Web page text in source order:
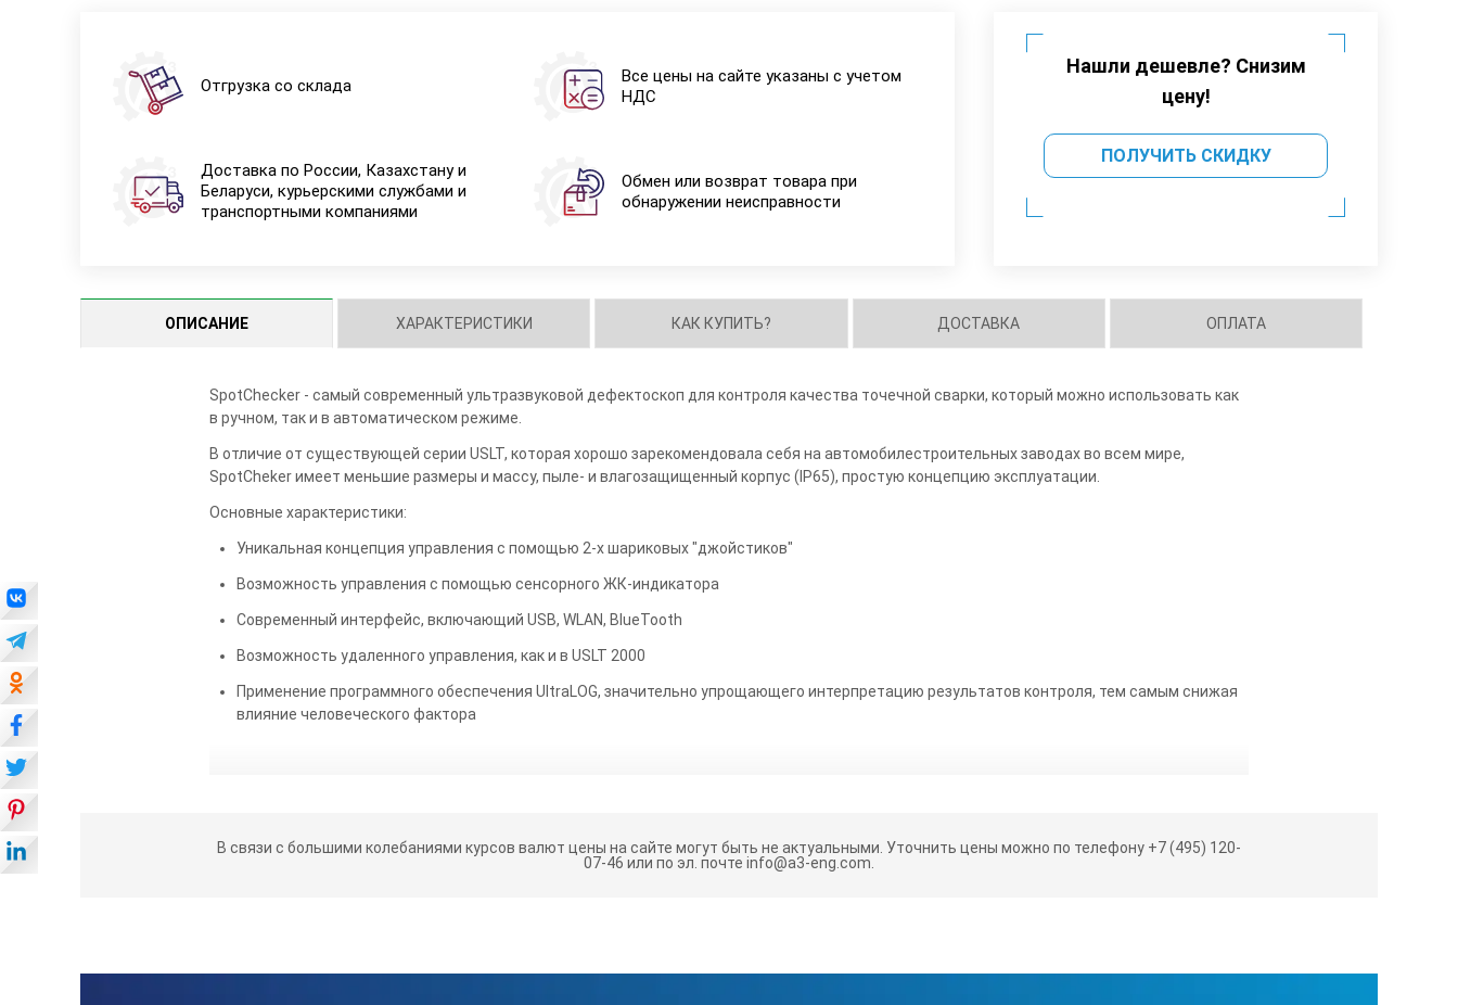
Отгрузка со склада
Все цены на сайте указаны с учетом
НДС
Доставка по России, Казахстану и
Беларуси, курьерскими службами и
транспортными компаниями
Обмен или возврат товара при
обнаружении неисправности
Нашли дешевле? Снизим
цену!
ПОЛУЧИТЬ СКИДКУ
ОПИСАНИЕ ХАРАКТЕРИСТИКИ КАК КУПИТЬ? ДОСТАВКА ОПЛАТА
SpotChecker - самый современный ультразвуковой дефектоскоп для контроля качества точечной сварки, который можно использовать как
в ручном, так и в автоматическом режиме.
В отличие от существующей серии USLT, которая хорошо зарекомендовала себя на автомобилестроительных заводах во всем мире,
SpotCheker имеет меньшие размеры и массу, пыле- и влагозащищенный корпус (IP65), простую концепцию эксплуатации.
Основные характеристики:
Уникальная концепция управления с помощью 2-х шариковых "джойстиков"
Возможность управления с помощью сенсорного ЖК-индикатора
Современный интерфейс, включающий USB, WLAN, BlueTooth
Возможность удаленного управления, как и в USLT 2000
Применение программного обеспечения UltraLOG, значительно упрощающего интерпретацию результатов контроля, тем самым снижая
влияние человеческого фактора
В связи с большими колебаниями курсов валют цены на сайте могут быть не актуальными. Уточнить цены можно по телефону +7 (495) 120-
07-46 или по эл. почте info@a3-eng.com.